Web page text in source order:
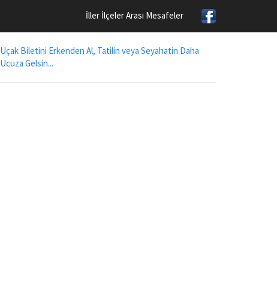
İller İlçeler Arası Mesafeler
Uçak Biletini Erkenden Al, Tatilin veya Seyahatin Daha
Ucuza Gelsin...